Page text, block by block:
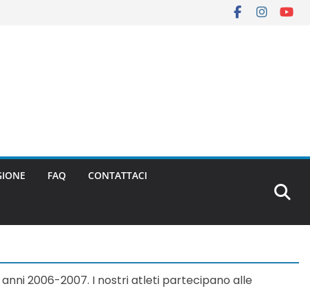
FAQ CONTATTACI
2006-2007. I nostri atleti partecipano alle